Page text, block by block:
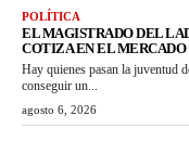
POLÍTICA
EL MAGISTRADO DEL
COTIZA EN EL
Hay quienes pasan la juventud
conseguir un...
agosto 6, 2026